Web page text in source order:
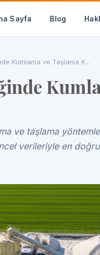
Sayfa Blog
Kumlama ve Taşlama K...
ve taşlama
verileriyle en